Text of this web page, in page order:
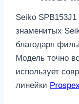
Seiko
знаменитых
благодаря
Модель точно
использует
линейки Prospex